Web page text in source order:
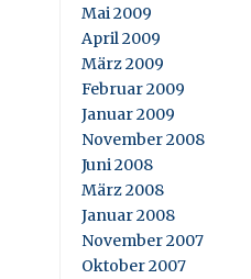
Mai 2009
April 2009
März 2009
Februar 2009
Januar 2009
November 2008
Juni 2008
März 2008
Januar 2008
November 2007
Oktober 2007